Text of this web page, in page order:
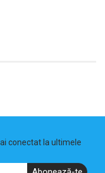
conectat la ultimele